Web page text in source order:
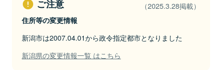
ご注意 （2025.3.28掲載）
住所等の変更情報
新潟市は2007.04.01から政令指定都市となりました
新潟県の変更情報一覧 はこちら